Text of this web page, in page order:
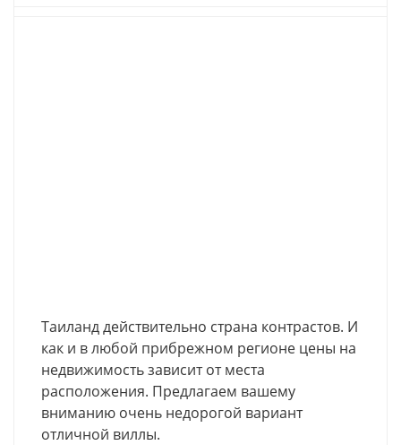
Таиланд действительно страна контрастов. И
как и в любой прибрежном регионе цены на
недвижимость зависит от места
расположения. Предлагаем вашему
вниманию очень недорогой вариант
отличной виллы.